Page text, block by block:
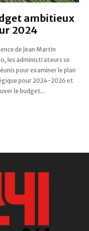
ambitieux
2024
le budget...